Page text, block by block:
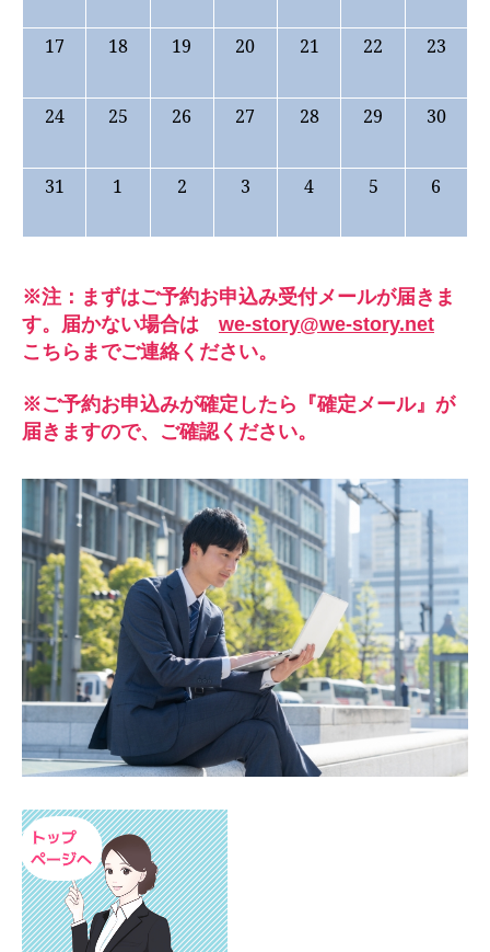
17 18 19 20 21 22 23
24 25 26 27 28 29 30
31 1 2 3 4 5 6
※注：まずはご予約お申込み受付メールが届きま
す。届かない場合は we-story@we-story.net
こちらまでご連絡ください。
※ご予約お申込みが確定したら『確定メール』が
届きますので、ご確認ください。